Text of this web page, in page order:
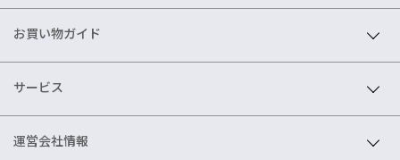
お買い物ガイド
サービス
運営会社情報